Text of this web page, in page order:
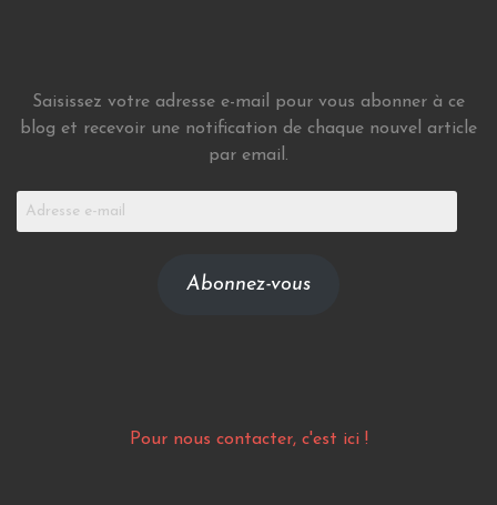
Saisissez votre adresse e-mail pour vous abonner à ce
blog et recevoir une notification de chaque nouvel article
par email.
Adresse
Abonnez-vous
Pour nous contacter, c'est ici !